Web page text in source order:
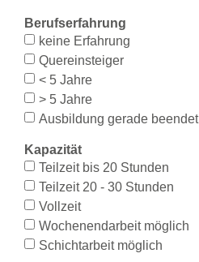
Berufserfahrung
keine Erfahrung
Quereinsteiger
< 5 Jahre
> 5 Jahre
Ausbildung gerade beendet
Kapazität
Teilzeit bis 20 Stunden
Teilzeit 20 - 30 Stunden
Vollzeit
Wochenendarbeit möglich
Schichtarbeit möglich